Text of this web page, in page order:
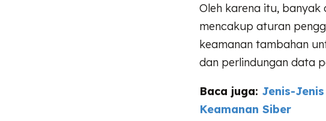
Oleh karena itu, banyak
mencakup aturan
keamanan tambahan
dan perlindungan data
Baca juga: Jenis-
Keamanan Siber